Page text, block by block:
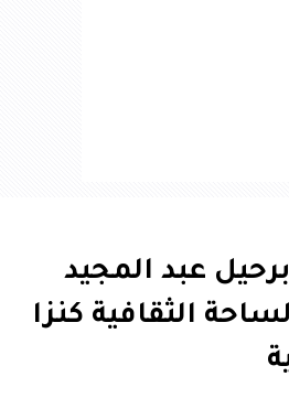
عبد المجيد
الثقافية كنزا